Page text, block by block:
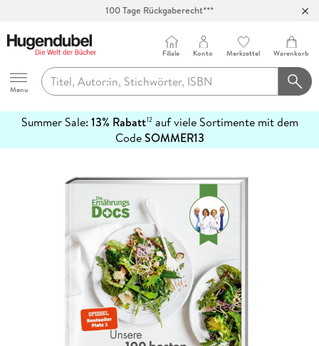
100 Tage Rückgaberecht***
Hugendubel
Menu
Filiale Konto Merkzettel Warenkorb
Summer Sale: 13% Rabatt12auf viele Sortimente mit dem
CodeSOMMER13
erfahren